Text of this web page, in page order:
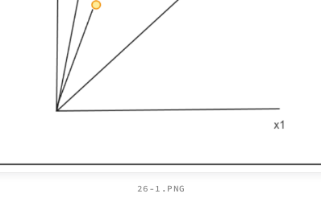
26-1.PNG